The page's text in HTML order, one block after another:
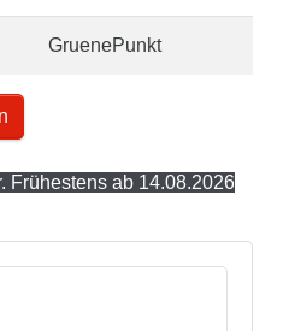
GruenePunkt
Frühestens ab 14.08.2026